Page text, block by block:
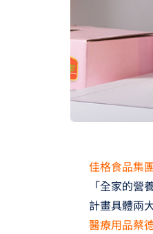
佳格食品集
「全家的
計畫具體兩
醫療用品蔡